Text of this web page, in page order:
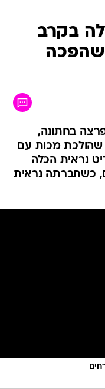
בקרב
שהפכה
בחתונה,
שהולכת מכות עם
נראית הכלה
כשחברתה נראית